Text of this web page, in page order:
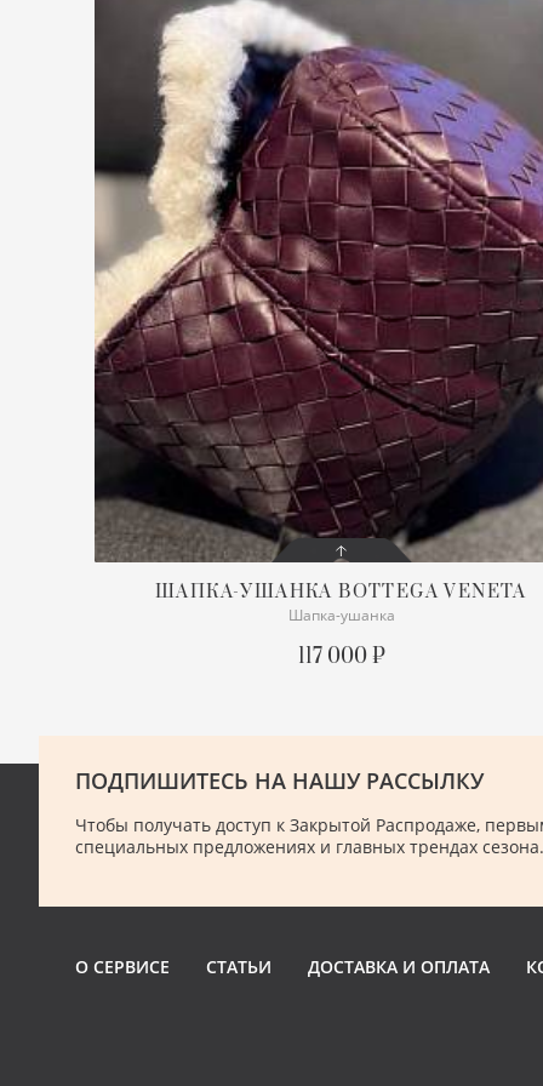
СОСТОЯНИЕ
ШАПКА-УШАНКАBOTTEGA VENETA
Шапка-ушанка
117 000 ₽
ПОДПИШИТЕСЬ НА НАШУ РАССЫЛКУ
Чтобы получать доступ к Закрытой Распродаже,
специальных предложениях и главных трендах сезона.
О СЕРВИСЕ СТАТЬИ ДОСТАВКА И ОПЛАТА